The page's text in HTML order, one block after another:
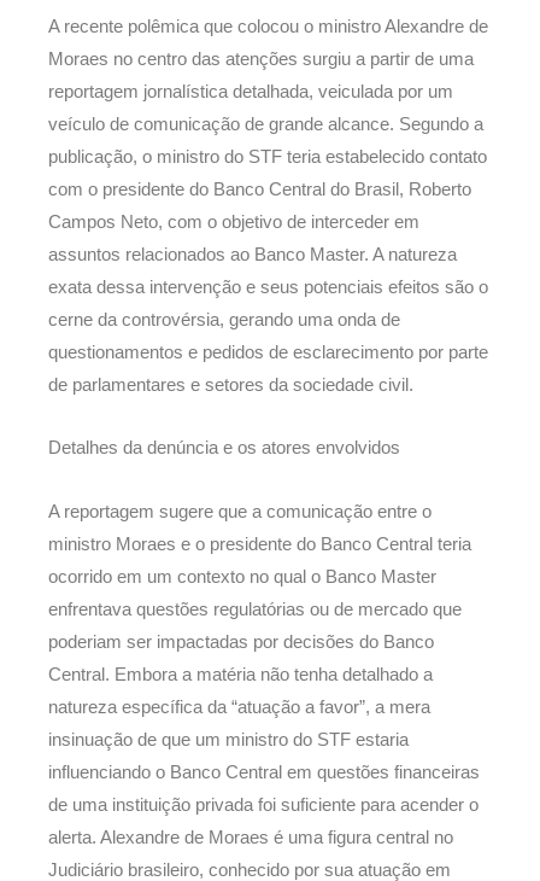
A recente polêmica que colocou o ministro Alexandre de
Moraes no centro das atenções surgiu a partir de uma
reportagem jornalística detalhada, veiculada por um
veículo de comunicação de grande alcance. Segundo a
publicação, o ministro do STF teria estabelecido contato
com o presidente do Banco Central do Brasil, Roberto
Campos Neto, com o objetivo de interceder em
assuntos relacionados ao Banco Master. A natureza
exata dessa intervenção e seus potenciais efeitos são o
cerne da controvérsia, gerando uma onda de
questionamentos e pedidos de esclarecimento por parte
de parlamentares e setores da sociedade civil.
Detalhes da denúncia e os atores envolvidos
A reportagem sugere que a comunicação entre o
ministro Moraes e o presidente do Banco Central teria
ocorrido em um contexto no qual o Banco Master
enfrentava questões regulatórias ou de mercado que
poderiam ser impactadas por decisões do Banco
Central. Embora a matéria não tenha detalhado a
natureza específica da “atuação a favor”, a mera
insinuação de que um ministro do STF estaria
influenciando o Banco Central em questões financeiras
de uma instituição privada foi suficiente para acender o
alerta. Alexandre de Moraes é uma figura central no
Judiciário brasileiro, conhecido por sua atuação em